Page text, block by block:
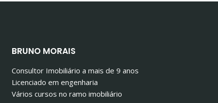
BRUNO MORAIS
Consultor Imobiliário a mais de 9 anos
Licenciado em engenharia
Vários cursos no ramo imobiliário